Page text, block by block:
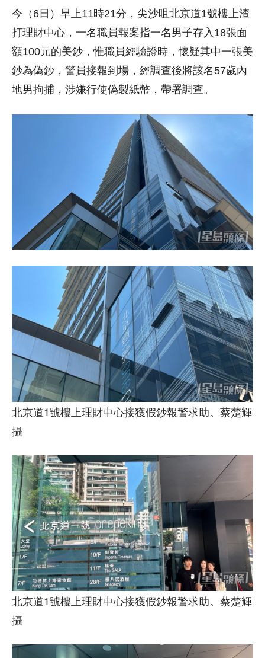
今（6日）早上11時21分，尖沙咀北京道1號樓上渣
打理財中心，一名職員報案指一名男子存入18張面
額100元的美鈔，惟職員經驗證時，懷疑其中一張美
鈔為偽鈔，警員接報到場，經調查後將該名57歲內
地男拘捕，涉嫌行使偽製紙幣，帶署調查。
北京道1號樓上理財中心接獲假鈔報警求助。蔡楚輝
攝
北京道1號樓上理財中心接獲假鈔報警求助。蔡楚輝
攝